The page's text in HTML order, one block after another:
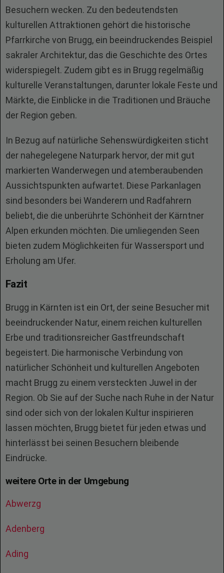
Besuchern wecken. Zu den bedeutendsten
kulturellen Attraktionen gehört die historische
Pfarrkirche von Brugg, ein beeindruckendes Beispiel
sakraler Architektur, das die Geschichte des Ortes
widerspiegelt. Zudem gibt es in Brugg regelmäßig
kulturelle Veranstaltungen, darunter lokale Feste und
Märkte, die Einblicke in die Traditionen und Bräuche
der Region geben.
In Bezug auf natürliche Sehenswürdigkeiten sticht
der nahegelegene Naturpark hervor, der mit gut
markierten Wanderwegen und atemberaubenden
Aussichtspunkten aufwartet. Diese Parkanlagen
sind besonders bei Wanderern und Radfahrern
beliebt, die die unberührte Schönheit der Kärntner
Alpen erkunden möchten. Die umliegenden Seen
bieten zudem Möglichkeiten für Wassersport und
Erholung am Ufer.
Fazit
Brugg in Kärnten ist ein Ort, der seine Besucher mit
beeindruckender Natur, einem reichen kulturellen
Erbe und traditionsreicher Gastfreundschaft
begeistert. Die harmonische Verbindung von
natürlicher Schönheit und kulturellen Angeboten
macht Brugg zu einem versteckten Juwel in der
Region. Ob Sie auf der Suche nach Ruhe in der Natur
sind oder sich von der lokalen Kultur inspirieren
lassen möchten, Brugg bietet für jeden etwas und
hinterlässt bei seinen Besuchern bleibende
Eindrücke.
weitere Orte in der Umgebung
Abwerzg
Adenberg
Ading